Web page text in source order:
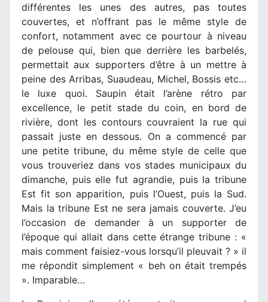
différentes les unes des autres, pas toutes
couvertes, et n’offrant pas le même style de
confort, notamment avec ce pourtour à niveau
de pelouse qui, bien que derrière les barbelés,
permettait aux supporters d’être à un mettre à
peine des Arribas, Suaudeau, Michel, Bossis etc…
le luxe quoi. Saupin était l’arène rétro par
excellence, le petit stade du coin, en bord de
rivière, dont les contours couvraient la rue qui
passait juste en dessous. On a commencé par
une petite tribune, du même style de celle que
vous trouveriez dans vos stades municipaux du
dimanche, puis elle fut agrandie, puis la tribune
Est fit son apparition, puis l’Ouest, puis la Sud.
Mais la tribune Est ne sera jamais couverte. J’eu
l’occasion de demander à un supporter de
l’époque qui allait dans cette étrange tribune : «
mais comment faisiez-vous lorsqu’il pleuvait ? » il
me répondit simplement « beh on était trempés
». Imparable…